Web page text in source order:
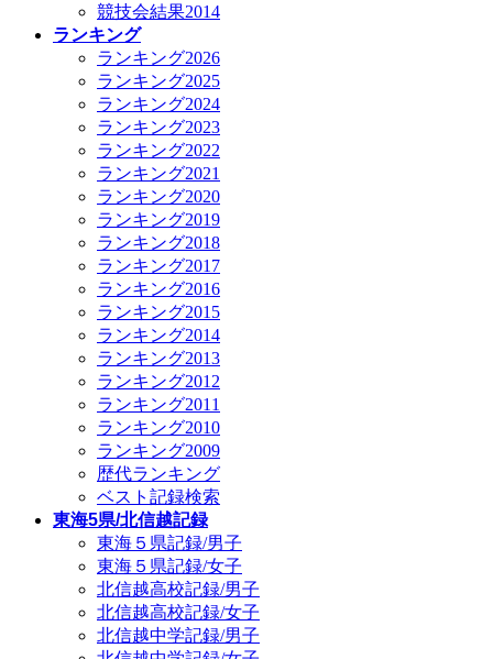
競技会結果2014
ランキング
ランキング2026
ランキング2025
ランキング2024
ランキング2023
ランキング2022
ランキング2021
ランキング2020
ランキング2019
ランキング2018
ランキング2017
ランキング2016
ランキング2015
ランキング2014
ランキング2013
ランキング2012
ランキング2011
ランキング2010
ランキング2009
歴代ランキング
ベスト記録検索
東海5県/北信越記録
東海５県記録/男子
東海５県記録/女子
北信越高校記録/男子
北信越高校記録/女子
北信越中学記録/男子